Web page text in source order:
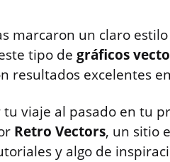
marcaron un claro
tipo de gráficos
resultados excelentes
tu viaje al pasado en tu
Retro Vectors, un sitio
y algo de